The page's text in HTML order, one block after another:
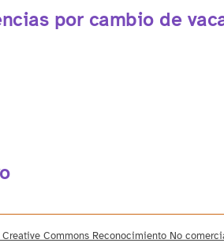
por cambio de
Commons Reconocimiento No